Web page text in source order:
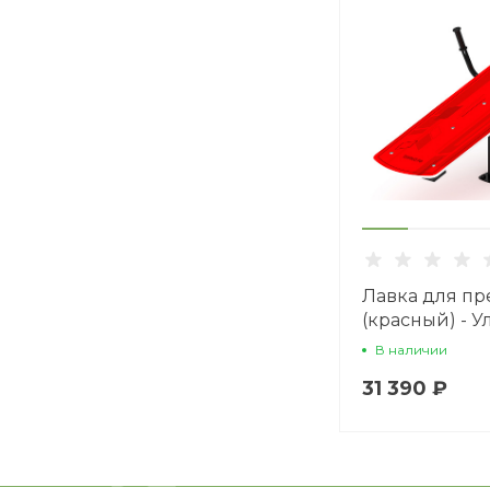
Лавка для
(красный) -
тренажер - СТ
В наличии
31 390 ₽